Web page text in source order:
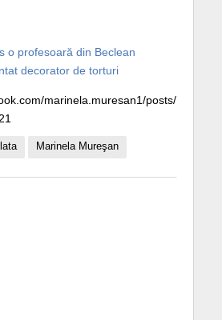
o profesoară din Beclean
decorator de torturi
marinela.muresan1/posts/
Marinela Mureşan